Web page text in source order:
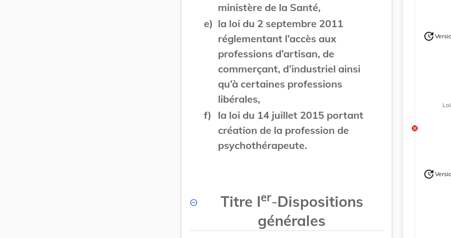
ministère de la Santé,
e) la loi du 2 septembre 2011
réglementant l’accès aux
professions d’artisan, de
commerçant, d’industriel ainsi
qu’à certaines professions
libérales,
f)
la loi du 14 juillet 2015 portant
création de la profession de
psychothérapeute.
Titre Ier-Dispositions
générales
update
update